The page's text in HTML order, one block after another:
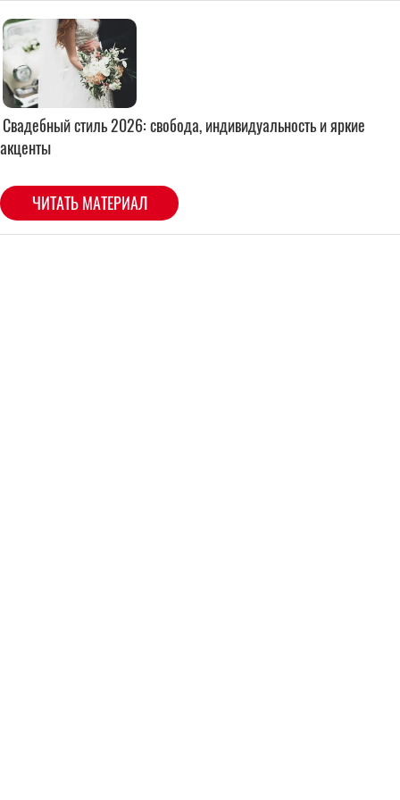
Свадебный стиль 2026: свобода, индивидуальность и яркие
акценты
ЧИТАТЬ МАТЕРИАЛ